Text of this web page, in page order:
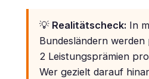
💡 Realitätscheck: In
Bundesländern
2 Leistungsprämien
Wer gezielt darauf